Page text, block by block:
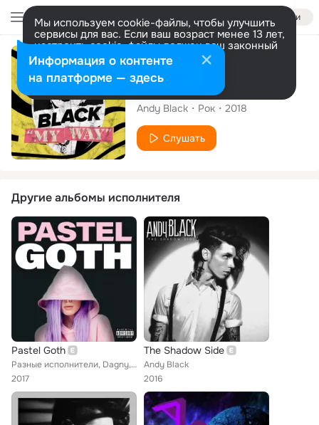
Войти
Мы используем cookie-файлы, чтобы улучшить
сервисы для вас. Если ваш возраст менее 13 лет,
настроить cookie-файлы должен ваш законный
представитель. Больше информации
Разрешить все Настроить
Сингл
My Way
Andy Black Рок 2018
Слушать
Другие альбомы исполнителя
Pastel Goth
Разные исполнители, Dagny, Bishop Briggs, Zella Day, Tove Lo, The Chemical Brothers, The Struts, Boy Epic, St. Vincent, Lorde, I...
2017
The Shadow Side
Andy Black
2016
Информация о контенте
на платформе — здесь